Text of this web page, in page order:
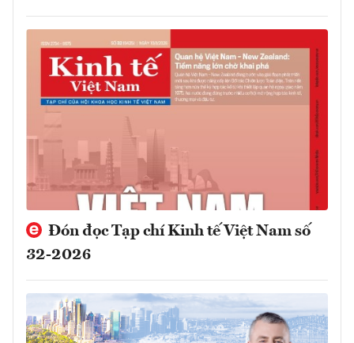
Đón đọc Tạp chí Kinh tế Việt Nam số
32-2026